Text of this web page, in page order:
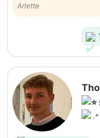
soucieux du travail bien
Arlette